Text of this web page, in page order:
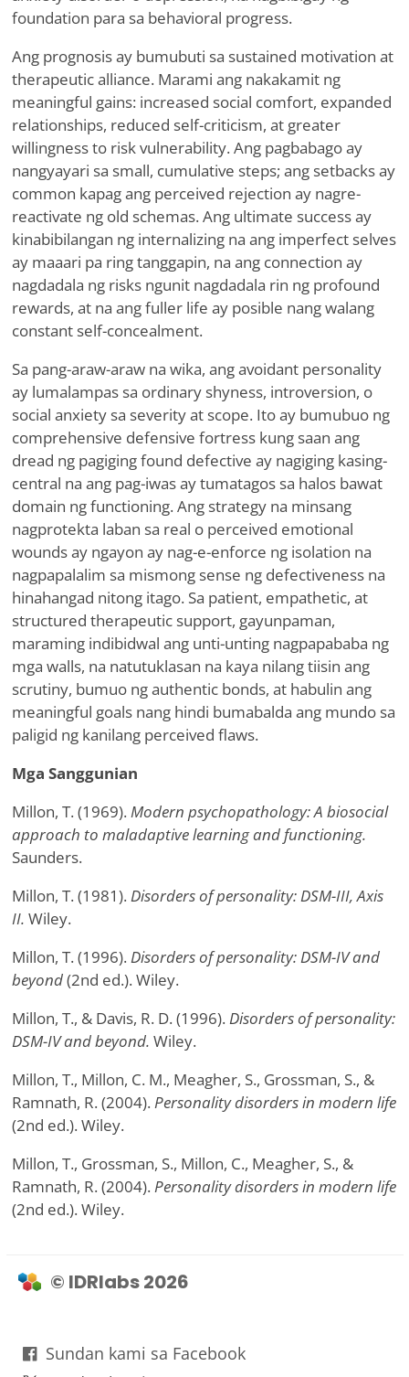
foundation para sa behavioral progress.
Ang prognosis ay bumubuti sa sustained motivation at
therapeutic alliance. Marami ang nakakamit ng
meaningful gains: increased social comfort, expanded
relationships, reduced self-criticism, at greater
willingness to risk vulnerability. Ang pagbabago ay
nangyayari sa small, cumulative steps; ang setbacks ay
common kapag ang perceived rejection ay nagre-
reactivate ng old schemas. Ang ultimate success ay
kinabibilangan ng internalizing na ang imperfect selves
ay maaari pa ring tanggapin, na ang connection ay
nagdadala ng risks ngunit nagdadala rin ng profound
rewards, at na ang fuller life ay posible nang walang
constant self-concealment.
Sa pang-araw-araw na wika, ang avoidant personality
ay lumalampas sa ordinary shyness, introversion, o
social anxiety sa severity at scope. Ito ay bumubuo ng
comprehensive defensive fortress kung saan ang
dread ng pagiging found defective ay nagiging kasing-
central na ang pag-iwas ay tumatagos sa halos bawat
domain ng functioning. Ang strategy na minsang
nagprotekta laban sa real o perceived emotional
wounds ay ngayon ay nag-e-enforce ng isolation na
nagpapalalim sa mismong sense ng defectiveness na
hinahangad nitong itago. Sa patient, empathetic, at
structured therapeutic support, gayunpaman,
maraming indibidwal ang unti-unting nagpapababa ng
mga walls, na natutuklasan na kaya nilang tiisin ang
scrutiny, bumuo ng authentic bonds, at habulin ang
meaningful goals nang hindi bumabalda ang mundo sa
paligid ng kanilang perceived flaws.
Mga Sanggunian
Millon, T. (1969). Modern psychopathology: A biosocial
approach to maladaptive learning and functioning.
Saunders.
Millon, T. (1981). Disorders of personality: DSM-III, Axis
II. Wiley.
Millon, T. (1996). Disorders of personality: DSM-IV and
beyond(2nd ed.). Wiley.
Millon, T., & Davis, R. D. (1996). Disorders of personality:
DSM-IV and beyond. Wiley.
Millon, T., Millon, C. M., Meagher, S., Grossman, S., &
Ramnath, R. (2004). Personality disorders in modern life
(2nd ed.). Wiley.
Millon, T., Grossman, S., Millon, C., Meagher, S., &
Ramnath, R. (2004). Personality disorders in modern life
(2nd ed.). Wiley.
© IDRlabs 2026
Sundan kami sa Facebook